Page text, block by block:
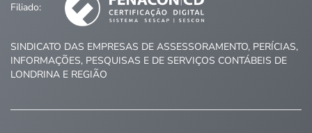
Filiado:
SINDICATO DAS EMPRESAS DE ASSESSORAMENTO, PERÍCIAS,
INFORMAÇÕES, PESQUISAS E DE SERVIÇOS CONTÁBEIS DE
LONDRINA E REGIÃO